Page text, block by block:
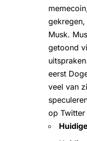
gekregen,
Musk.
getoond
eerst
veel van
op